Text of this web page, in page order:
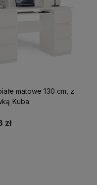
matowe 130 cm, z
Kuba
zł